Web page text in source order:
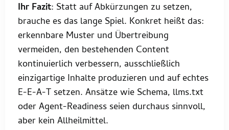
Ihr Fazit: Statt auf Abkürzungen zu setzen,
brauche es das lange Spiel. Konkret heißt das:
erkennbare Muster und Übertreibung
vermeiden, den bestehenden Content
kontinuierlich verbessern, ausschließlich
einzigartige Inhalte produzieren und auf echtes
E-E-A-T setzen. Ansätze wie Schema, llms.txt
oder Agent-Readiness seien durchaus sinnvoll,
aber kein Allheilmittel.